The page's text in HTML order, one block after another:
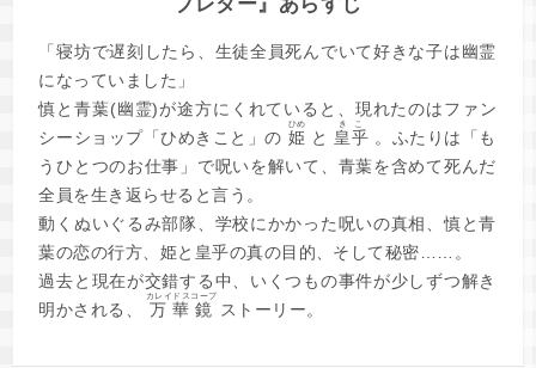
「寝坊で遅刻したら、生徒全員死んでいて好きな子は幽霊
になっていました」
慎と青葉(幽霊)が途方にくれていると、現れたのはファン
シーショップ「ひめきこと」の 姫
ひめ
と 皇乎
きこ
うひとつのお仕事」で呪いを解いて、青葉を含めて死んだ
全員を生き返らせると言う。
動くぬいぐるみ部隊、学校にかかった呪いの真相、慎と青
葉の恋の行方、姫と皇乎の真の目的、そして秘密……。
過去と現在が交錯する中、いくつもの事件が少しずつ解き
明かされる、 万華鏡
カレイドスコープ
ストーリー。